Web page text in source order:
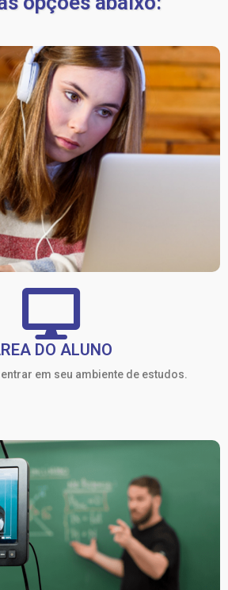
DO ALUNO
em seu ambiente de estudos.